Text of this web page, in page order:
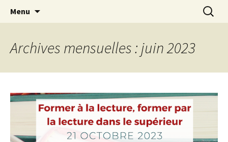
Menu
Archives mensuelles : juin 2023